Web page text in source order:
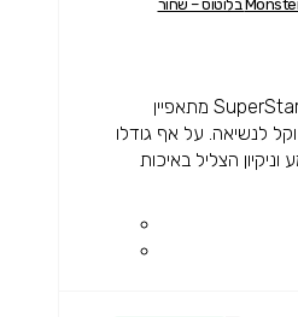
רמקול SuperStar S300 מתאפיין
לנשיאה. על אף גודלו
הצליל באיכות